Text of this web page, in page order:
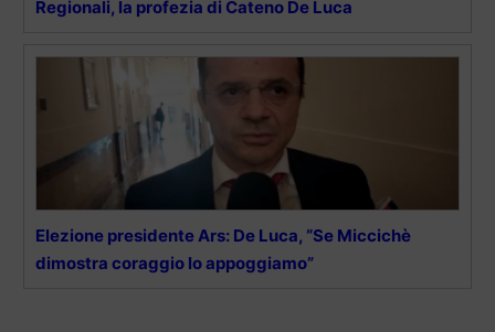
Regionali, la profezia di Cateno De Luca
Elezione presidente Ars: De Luca, “Se Miccichè
dimostra coraggio lo appoggiamo”